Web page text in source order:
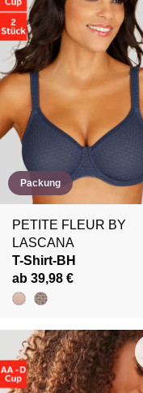
Packung
PETITE FLEUR BY
LASCANA
T-Shirt-BH
ab 39,98 €